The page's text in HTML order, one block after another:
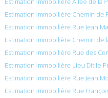
Estimation immobilière Chemin de
Estimation immobilière Rue Jean
Estimation immobilière Chemin de
Estimation immobilière Rue des
Estimation immobilière Lieu Dit le
Estimation immobilière Rue Jean
Estimation immobilière Rue